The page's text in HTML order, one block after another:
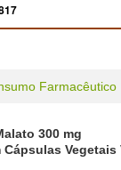
Farmacêutico
300 mg